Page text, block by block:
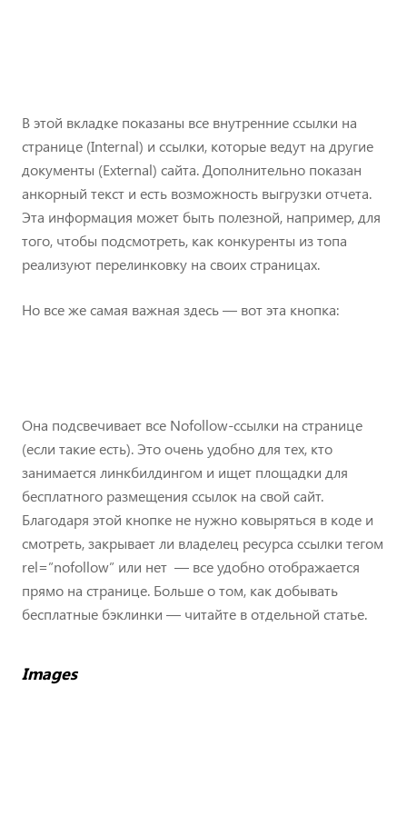
В этой вкладке показаны все внутренние ссылки на
странице (Internal) и ссылки, которые ведут на другие
документы (External) сайта. Дополнительно показан
анкорный текст и есть возможность выгрузки отчета.
Эта информация может быть полезной, например, для
того, чтобы подсмотреть, как конкуренты из топа
реализуют перелинковку на своих страницах.
Но все же самая важная здесь — вот эта кнопка:
Она подсвечивает все Nofollow-ссылки на странице
(если такие есть). Это очень удобно для тех, кто
занимается линкбилдингом и ищет площадки для
бесплатного размещения ссылок на свой сайт.
Благодаря этой кнопке не нужно ковыряться в коде и
смотреть, закрывает ли владелец ресурса ссылки тегом
rel=”nofollow” или нет — все удобно отображается
прямо на странице. Больше о том, как добывать
бесплатные бэклинки — читайте в отдельной статье.
Images